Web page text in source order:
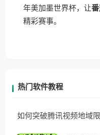
年美加墨世界杯，让
精彩赛事。
热门软件教程
如何突破腾讯视频地域